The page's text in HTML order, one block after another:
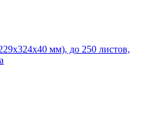
мм), до 250 листов,